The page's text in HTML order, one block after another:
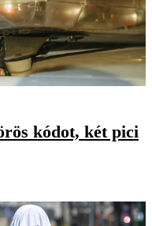
kódot, két pici